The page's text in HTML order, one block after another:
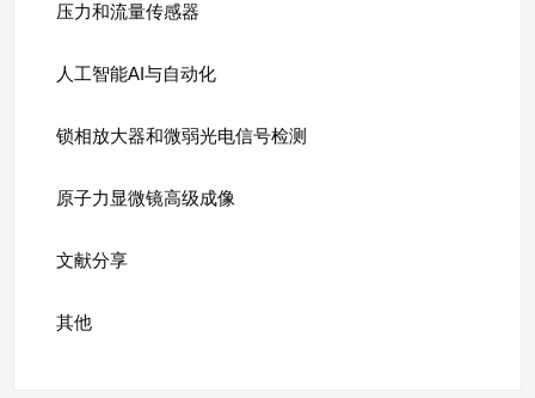
压力和流量传感器
人工智能AI与自动化
锁相放大器和微弱光电信号检测
原子力显微镜高级成像
文献分享
其他